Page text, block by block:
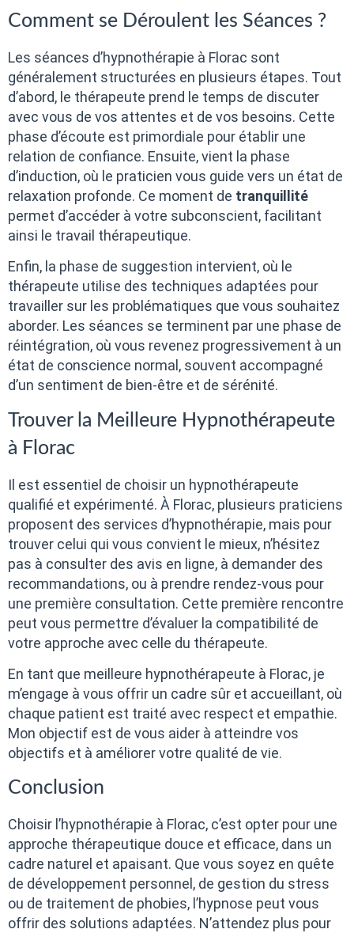
Comment se Déroulent les Séances ?
Les séances d’hypnothérapie à Florac sont
généralement structurées en plusieurs étapes. Tout
d’abord, le thérapeute prend le temps de discuter
avec vous de vos attentes et de vos besoins. Cette
phase d’écoute est primordiale pour établir une
relation de confiance. Ensuite, vient la phase
d’induction, où le praticien vous guide vers un état de
relaxation profonde. Ce moment de tranquillité
permet d’accéder à votre subconscient, facilitant
ainsi le travail thérapeutique.
Enfin, la phase de suggestion intervient, où le
thérapeute utilise des techniques adaptées pour
travailler sur les problématiques que vous souhaitez
aborder. Les séances se terminent par une phase de
réintégration, où vous revenez progressivement à un
état de conscience normal, souvent accompagné
d’un sentiment de bien-être et de sérénité.
Trouver la Meilleure Hypnothérapeute
à Florac
Il est essentiel de choisir un hypnothérapeute
qualifié et expérimenté. À Florac, plusieurs praticiens
proposent des services d’hypnothérapie, mais pour
trouver celui qui vous convient le mieux, n’hésitez
pas à consulter des avis en ligne, à demander des
recommandations, ou à prendre rendez-vous pour
une première consultation. Cette première rencontre
peut vous permettre d’évaluer la compatibilité de
votre approche avec celle du thérapeute.
En tant que meilleure hypnothérapeute à Florac, je
m’engage à vous offrir un cadre sûr et accueillant, où
chaque patient est traité avec respect et empathie.
Mon objectif est de vous aider à atteindre vos
objectifs et à améliorer votre qualité de vie.
Conclusion
Choisir l’hypnothérapie à Florac, c’est opter pour une
approche thérapeutique douce et efficace, dans un
cadre naturel et apaisant. Que vous soyez en quête
de développement personnel, de gestion du stress
ou de traitement de phobies, l’hypnose peut vous
offrir des solutions adaptées. N’attendez plus pour